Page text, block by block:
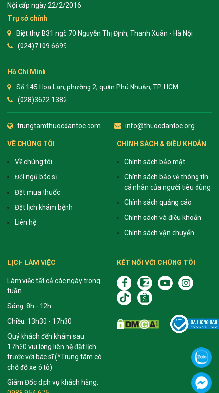
Nội cấp ngày 22/2/2016
Trụ sở chính
Biệt thự B31 ngõ 70 Nguyễn Thị Định, Thanh Xuân - Hà Nội
(024)7109 6699
Hồ Chí Minh
Số 145 Hoa Lan, phường 2, quận Phú Nhuận, TP. HCM
(028)3622 1382
trungtamthuocdantoc.com info@thuocdantoc.org
VỀ CHÚNG TÔI
Về chúng tôi
Đội ngũ bác sĩ
Đặt mua thuốc
Đặt lịch khám bệnh
Liên hệ
CHÍNH SÁCH & ĐIỀU KHOẢN
Chính sách bảo mật
Chính sách bảo vệ thông tin
cá nhân của người tiêu dùng
Chính sách quảng cáo
Chính sách và điều khoản
Chính sách vận chuyển
LỊCH LÀM VIỆC
Làm việc tất cả các ngày trong
tuần
Sáng: 8h - 12h
Chiều: 13h30 - 17h30
Quý khách đến khám sau
17h30 vui lòng liên hệ đặt lịch
trước với bác sĩ (*Trung tâm có
chỗ đỗ xe ô tô)
Giám Đốc dịch vụ khách hàng:
KẾT NỐI VỚI CHÚNG TÔI